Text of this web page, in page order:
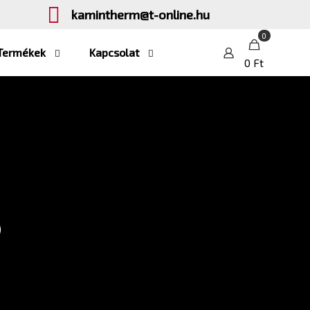
kamintherm@t-online.hu
Kapcsolat
0
0 Ft